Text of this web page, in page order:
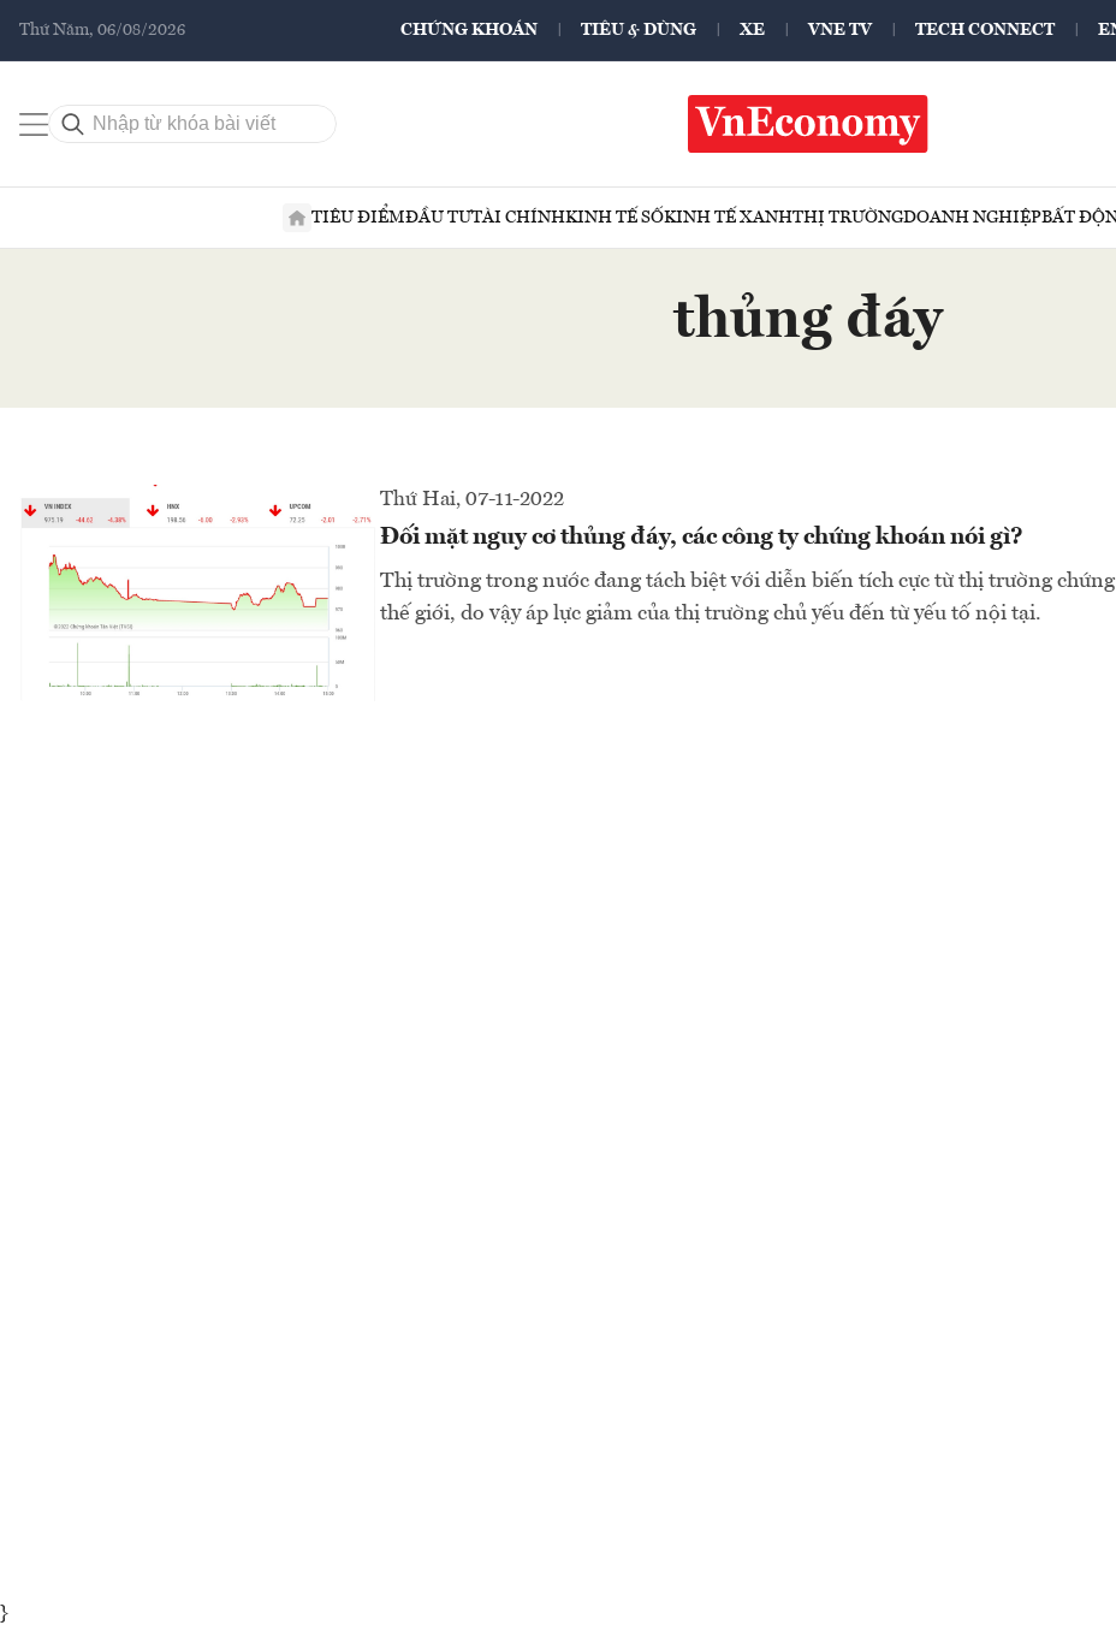
Thứ Năm, 06/08/2026 CHỨNG KHOÁN TIÊU & DÙNG XE VNE TV TECH CONNECT
TIÊU ĐIỂMĐẦU TƯTÀI CHÍNHKINH TẾ SỐKINH TẾ XANHTHỊ TRƯỜNGDOANH NGHIỆPBẤT
thủng đáy
Thứ Hai, 07-11-2022
Đối mặt nguy cơ thủng đáy, các công ty chứng khoán nói gì?
Thị trường trong nước đang tách biệt với diễn biến tích cực từ thị trường
thế giới, do vậy áp lực giảm của thị trường chủ yếu đến từ yếu tố nội tại.
}